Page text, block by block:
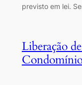
previsto em lei.
Liberação